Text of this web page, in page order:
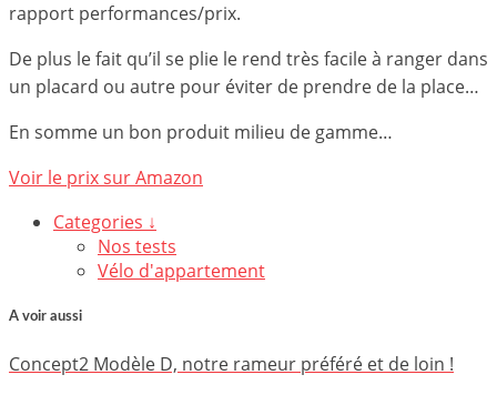
rapport performances/prix.
De plus le fait qu’il se plie le rend très facile à ranger dans
un placard ou autre pour éviter de prendre de la place…
En somme un bon produit milieu de gamme…
Voir le prix sur Amazon
Categories ↓
Nos tests
Vélo d'appartement
A voir aussi
Concept2 Modèle D, notre rameur préféré et de loin !